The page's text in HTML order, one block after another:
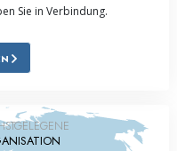
Sie in Verbindung.